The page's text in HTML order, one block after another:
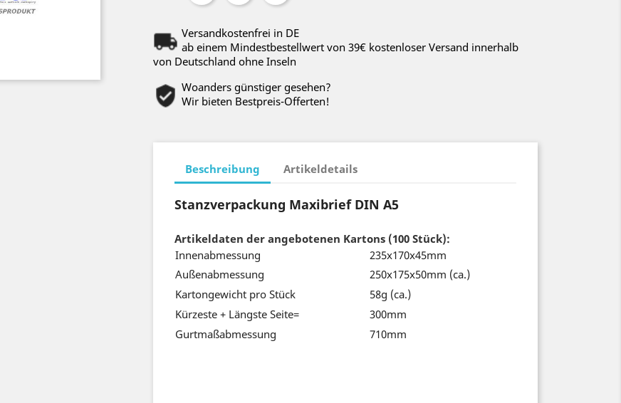
Versandkostenfrei in DE
ab einem Mindestbestellwert von 39€ kostenloser Versand innerhalb
von Deutschland ohne Inseln
Woanders günstiger gesehen?
Wir bieten Bestpreis-Offerten!
Beschreibung Artikeldetails
Stanzverpackung Maxibrief DIN A5
Artikeldaten der angebotenen Kartons (100 Stück):
Innenabmessung
235x170x45mm
Außenabmessung
250x175x50mm (ca.)
Kartongewicht pro Stück
58g (ca.)
Kürzeste + Längste Seite=
300mm
Gurtmaßabmessung
710mm